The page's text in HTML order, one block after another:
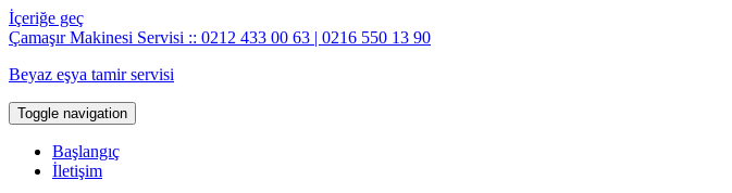
İçeriğe geç
Çamaşır Makinesi Servisi :: 0212 433 00 63 | 0216 550 13 90
Beyaz eşya tamir servisi
Toggle navigation
Başlangıç
İletişim